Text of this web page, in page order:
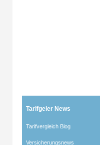
Tarifgeier News
Tarifvergleich Blog
Versicherungsnews